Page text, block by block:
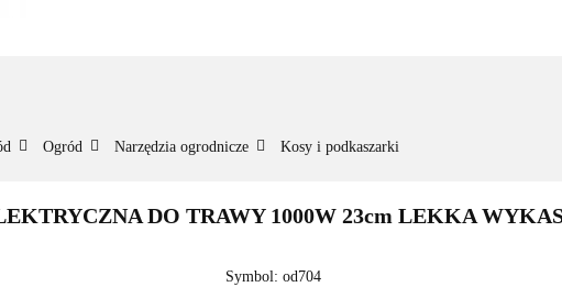
Ogród Narzędzia ogrodnicze Kosy i podkaszarki
DO TRAWY 1000W 23cm LEKKA
Symbol: od704